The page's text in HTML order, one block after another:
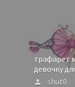
трафарет
девочку
person shut0